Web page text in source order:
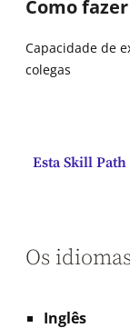
Como
Capacidade de
colegas
Esta Skill
Os
Inglês